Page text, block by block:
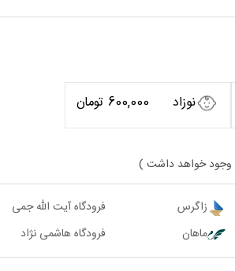
نوزاد 600,000 تومان
وجود خواهد داشت )
زاگرس فرودگاه آیت الله جمی
ماهان فرودگاه هاشمی نژاد